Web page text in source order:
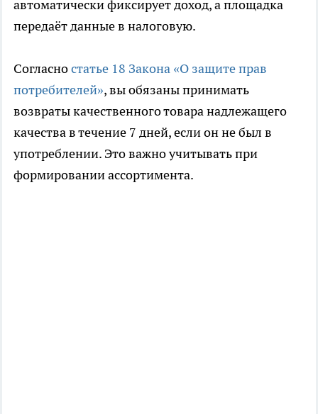
автоматически фиксирует доход, а площадка
передаёт данные в налоговую.
Согласностатье 18 Закона «О защите прав
потребителей», вы обязаны принимать
возвраты качественного товара надлежащего
качества в течение 7 дней, если он не был в
употреблении. Это важно учитывать при
формировании ассортимента.